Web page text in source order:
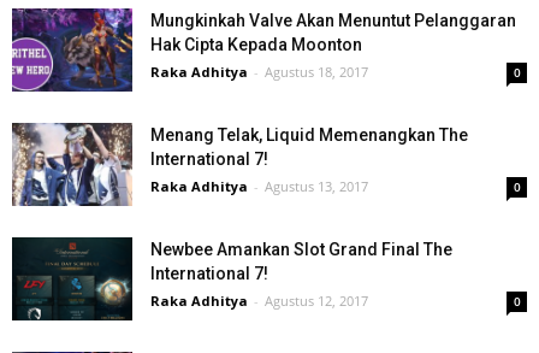
Mungkinkah Valve Akan Menuntut Pelanggaran
Hak Cipta Kepada Moonton
Raka Adhitya - Agustus 18, 2017 0
Menang Telak, Liquid Memenangkan The
International 7!
Raka Adhitya - Agustus 13, 2017 0
Newbee Amankan Slot Grand Final The
International 7!
Raka Adhitya - Agustus 12, 2017 0